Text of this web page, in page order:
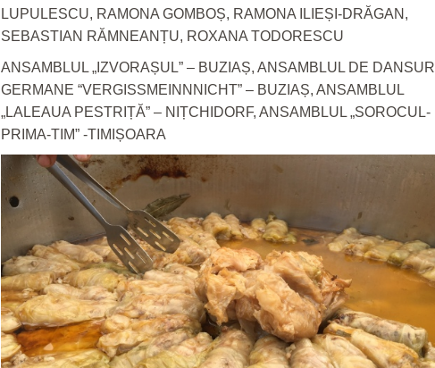
LUPULESCU, RAMONA GOMBOȘ, RAMONA ILIEȘI-DRĂGAN,
SEBASTIAN RĂMNEANȚU, ROXANA TODORESCU
ANSAMBLUL „IZVORAȘUL” – BUZIAȘ, ANSAMBLUL DE DANSURI
GERMANE “VERGISSMEINNNICHT” – BUZIAȘ, ANSAMBLUL
„LALEAUA PESTRIȚĂ” – NIȚCHIDORF, ANSAMBLUL „SOROCUL-
PRIMA-TIM” -TIMIȘOARA